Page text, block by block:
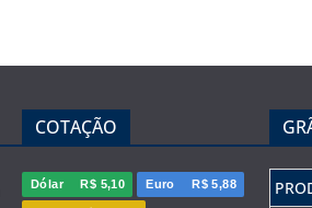
COTAÇÃO
Dólar R$ 5,10 Euro R$ 5,88